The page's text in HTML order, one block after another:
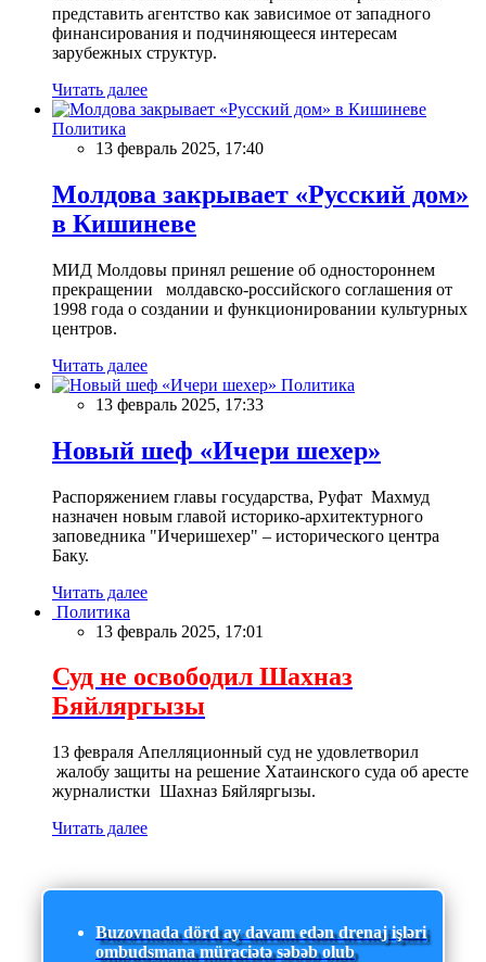
представить агентство как зависимое от западного
финансирования и подчиняющееся интересам
зарубежных структур.
Читать далее
Политика
13 февраль 2025, 17:40
Молдова закрывает «Русский дом»
в Кишиневе
МИД Молдовы принял решение об одностороннем
прекращении молдавско-российского соглашения от
1998 года о создании и функционировании культурных
центров.
Читать далее
Политика
13 февраль 2025, 17:33
Новый шеф «Ичери шехер»
Распоряжением главы государства, Руфат Махмуд
назначен новым главой историко-архитектурного
заповедника "Ичеришехер" – исторического центра
Баку.
Читать далее
Политика
13 февраль 2025, 17:01
Суд не освободил Шахназ
Бяйляргызы
13 февраля Апелляционный суд не удовлетворил
жалобу защиты на решение Хатаинского суда об аресте
журналистки Шахназ Бяйляргызы.
Читать далее
Buzovnada dörd ay davam edən drenaj işləri
ombudsmana müraciətə səbəb olub